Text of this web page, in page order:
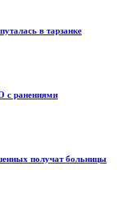
в тарзанке
с ранениями
получат больницы